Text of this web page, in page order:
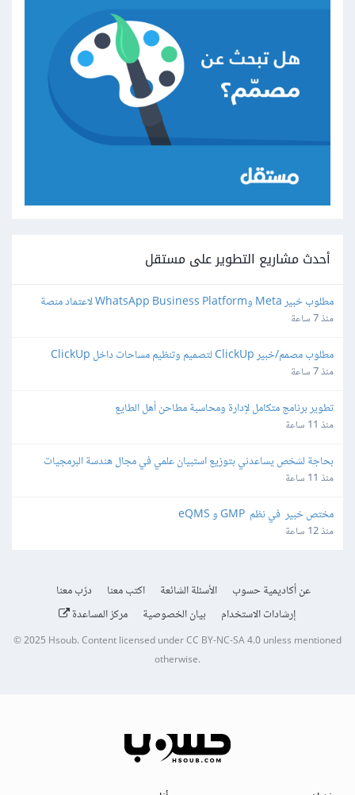
أحدث مشاريع التطوير على مستقل
واتساب
منذ 7 ساعة
مطلوب مصمم/خبير ClickUp لتصميم وتنظيم مساحات داخل ClickUp
منذ 7 ساعة
تطوير برنامج متكامل لإدارة ومحاسبة مطاحن أهل الطايع
منذ 11 ساعة
بحاجة لشخص يساعدني بتوزيع استبيان علمي في مجال هندسة البرمجيات
منذ 11 ساعة
مختص خبير  في نظم  GMP و eQMS
منذ 12 ساعة
عن أكاديمية حسوب الأسئلة الشائعة اكتب معنا
درّب معنا
إرشادات الاستخدام
بيان الخصوصية مركز المساعدة
© 2025 Hsoub.Content licensed underCC BY-NC-SA 4.0unless mentioned
otherwise.